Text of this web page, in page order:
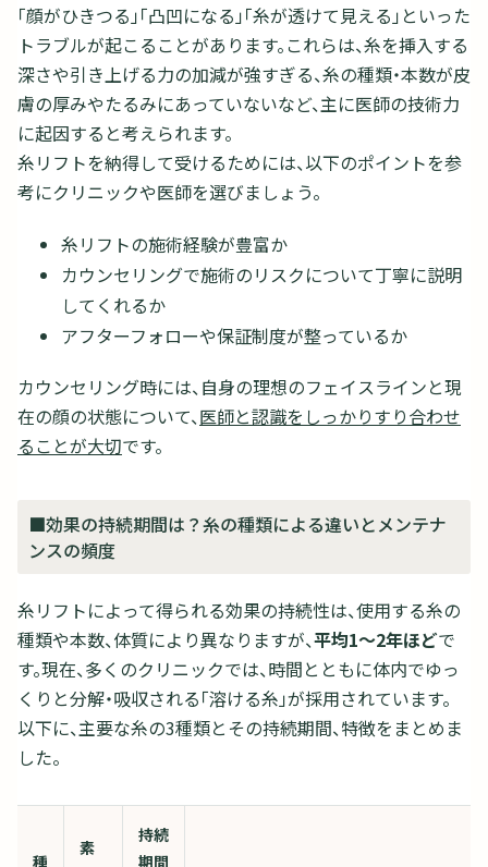
「顔がひきつる」「凸凹になる」「糸が透けて見える」といった
トラブルが起こることがあります。これらは、糸を挿入する
深さや引き上げる力の加減が強すぎる、糸の種類・本数が皮
膚の厚みやたるみにあっていないなど、主に医師の技術力
に起因すると考えられます。
糸リフトを納得して受けるためには、以下のポイントを参
考にクリニックや医師を選びましょう。
糸リフトの施術経験が豊富か
カウンセリングで施術のリスクについて丁寧に説明
してくれるか
アフターフォローや保証制度が整っているか
カウンセリング時には、自身の理想のフェイスラインと現
在の顔の状態について、医師と認識をしっかりすり合わせ
ることが大切です。
■効果の持続期間は？糸の種類による違いとメンテナ
ンスの頻度
糸リフトによって得られる効果の持続性は、使用する糸の
種類や本数、体質により異なりますが、平均1～2年ほどで
す。現在、多くのクリニックでは、時間とともに体内でゆっ
くりと分解・吸収される「溶ける糸」が採用されています。
以下に、主要な糸の3種類とその持続期間、特徴をまとめま
した。
種
素
持続
期間